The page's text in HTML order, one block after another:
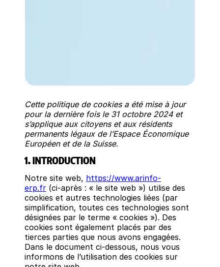
Cette politique de cookies a été mise à jour
pour la dernière fois le 31 octobre 2024 et
s’applique aux citoyens et aux résidents
permanents légaux de l’Espace Économique
Européen et de la Suisse.
1. INTRODUCTION
Notre site web, https://www.arinfo-
erp.fr (ci-après : « le site web ») utilise des
cookies et autres technologies liées (par
simplification, toutes ces technologies sont
désignées par le terme « cookies »). Des
cookies sont également placés par des
tierces parties que nous avons engagées.
Dans le document ci-dessous, nous vous
informons de l’utilisation des cookies sur